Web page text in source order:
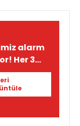
alarm
Her 3
birinin